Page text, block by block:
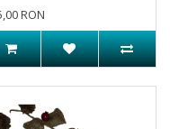
RON